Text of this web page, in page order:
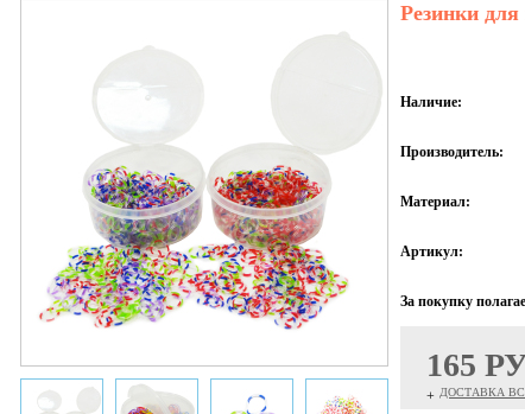
Резинки
Наличие:
Производитель:
Материал:
Артикул:
За покупку
165
+ ДОСТАВКА